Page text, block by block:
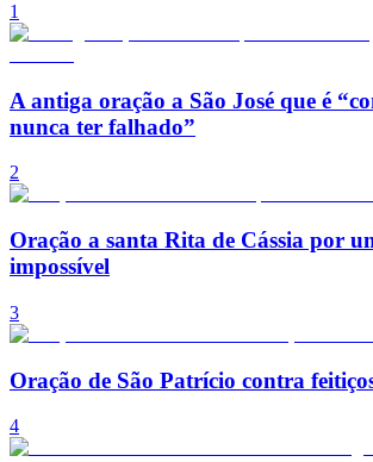
1
A antiga oração a São José que é
nunca ter falhado”
2
Oração a santa Rita de Cássia por
impossível
3
Oração de São Patrício contra
4